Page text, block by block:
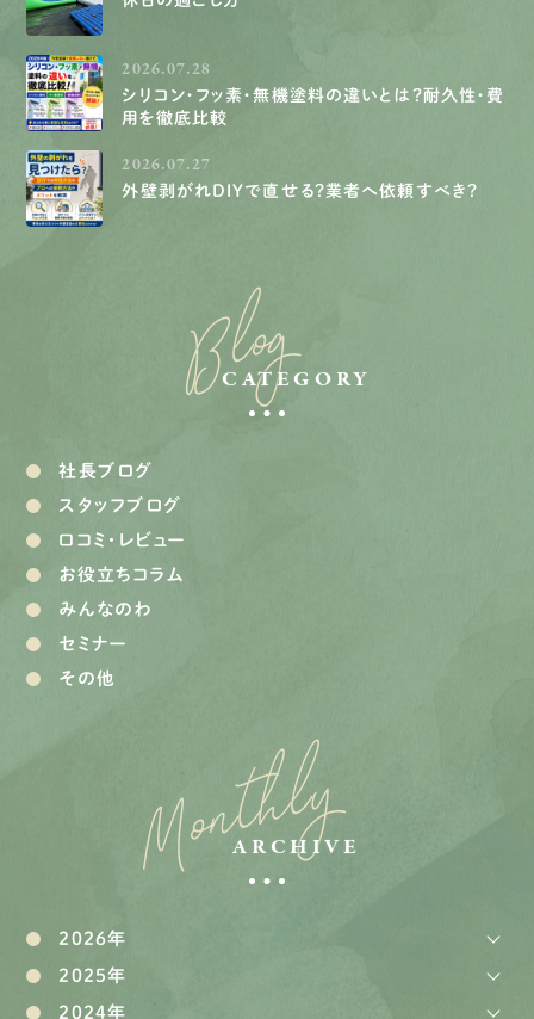
2026.07.28
シリコン・フッ素・無機塗料の違いとは？耐久性・費
用を徹底比較
2026.07.27
外壁剥がれDIYで直せる？業者へ依頼すべき？
Blog
CATEGORY
社長ブログ
スタッフブログ
口コミ・レビュー
お役立ちコラム
みんなのわ
セミナー
その他
Monthly
ARCHIVE
2026年
2025年
2024年